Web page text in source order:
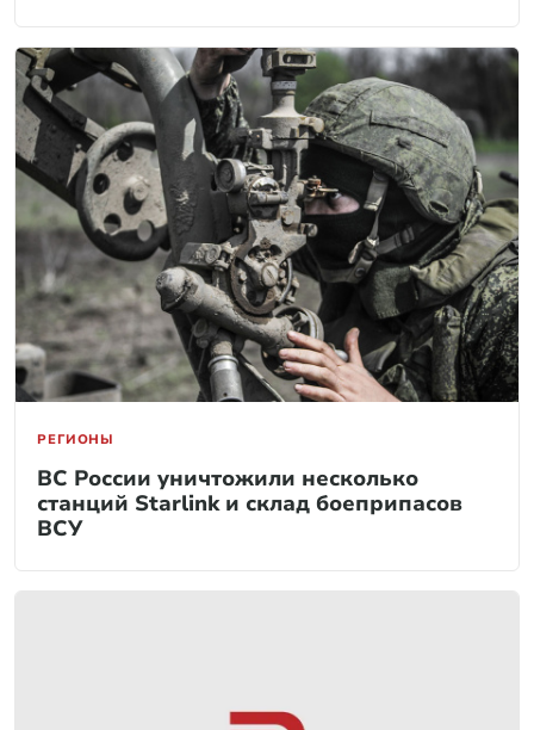
РЕГИОНЫ
ВС России уничтожили несколько
станций Starlink и склад боеприпасов
ВСУ